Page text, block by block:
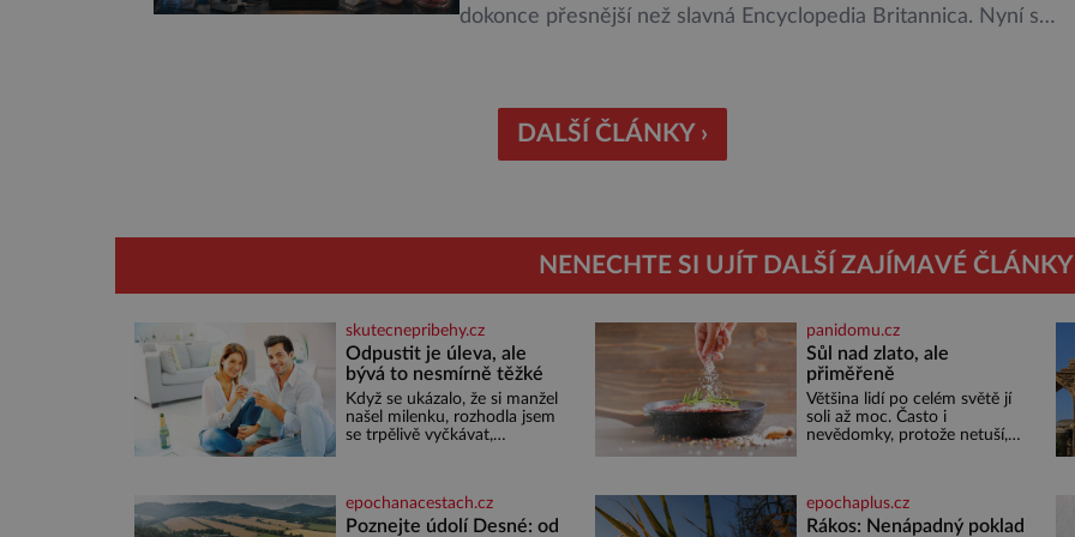
dokonce přesnější než slavná Encyclopedia Britannica. Nyní se
australští výzkumníci, kteří pomocí umělé inteligence a […]
DALŠÍ ČLÁNKY ›
NENECHTE SI UJÍT DALŠÍ ZAJÍMAVÉ ČLÁNKY
skutecnepribehy.cz
Odpustit je úleva, ale
bývá to nesmírně těžké
Když se ukázalo, že si manžel
našel milenku, rozhodla jsem
se trpělivě vyčkávat,
na světě. Ale každý, kdo s tím
má nějaké zkušenosti, se
panidomu.cz
Sůl nad zlato, ale
přiměřeně
Většina lidí po celém světě jí
soli až moc. Často i
nevědomky, protože netuší,
sladkých. Sůl je zdravá Ale
v ani ne třetinovém množství,
epochanacestach.cz
Poznejte údolí Desné: od
epochaplus.cz
Rákos: Nenápadný poklad